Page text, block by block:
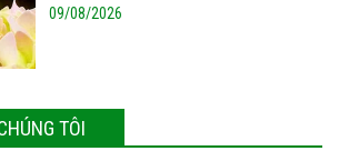
09/08/2026
TÔI